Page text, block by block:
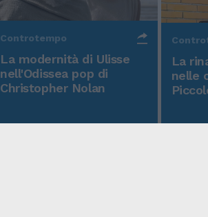
Controtempo
La modernità di Ulisse
nell'Odissea pop di
Christopher Nolan
La
nelle